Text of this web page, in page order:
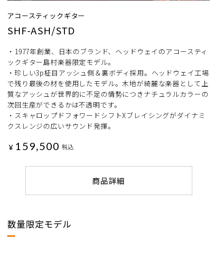
アコースティックギター
SHF-ASH/STD
・1977年創業、日本のブランド、ヘッドウェイのアコースティ
ックギター島村楽器限定モデル。
・珍しい3p柾目アッシュ側＆裏ボディ採用。ヘッドウェイ工場
で残り最後の材を使用したモデル。木地が綺麗な楽器として上
質なアッシュが世界的に不足の情勢につきナチュラルカラーの
次回生産ができるかは不透明です。
・スキャロップドフォワードシフトXブレイシングがダイナミ
クスレンジの広いサウンド発揮。
¥ 159,500 税込
商品詳細
数量限定モデル